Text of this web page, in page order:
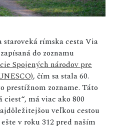
staroveká rímska cesta Via
do zoznamu
Spojených národov pre
, čím sa stala 60.
prestížnom zozname. Táto
má viac ako 800
veľkou cestou
v roku 312 pred naším